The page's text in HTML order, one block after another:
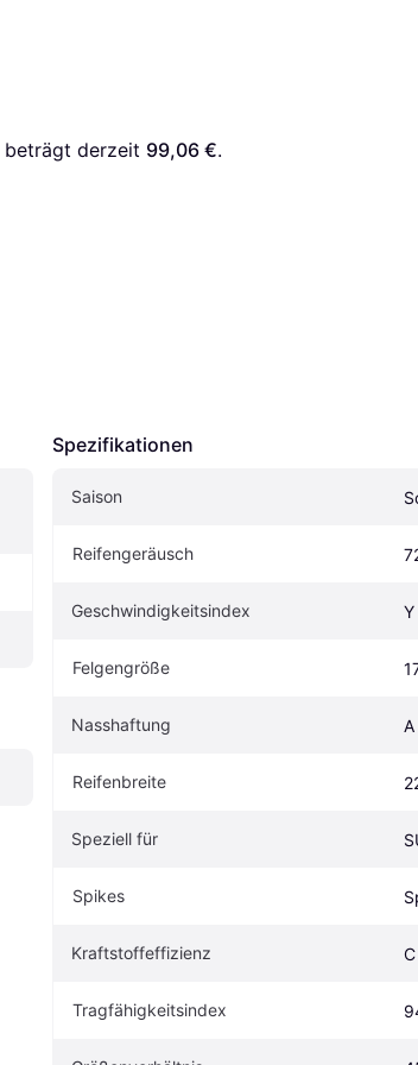
beträgt derzeit 99,06 €.
Spezifikationen
Saison
Reifengeräusch
Geschwindigkeitsindex
Felgengröße
Nasshaftung A
Reifenbreite
Speziell für
Spikes
Kraftstoffeffizienz C
Tragfähigkeitsindex